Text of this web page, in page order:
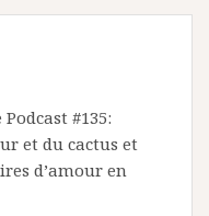
Podcast #135:
et du cactus et
d’amour en